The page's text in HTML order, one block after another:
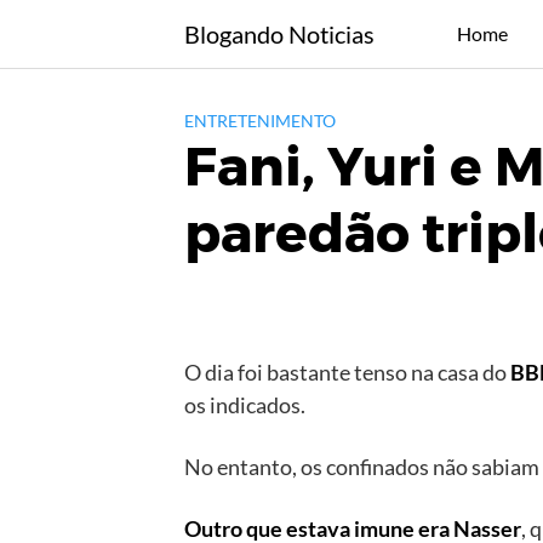
content
Blogando Noticias Home
ENTRETENIMENTO
Fani, Yuri e
paredão
O dia foi bastante tenso na casa do
os indicados.
No entanto, os confinados não
Outro que estava imune era Nasser,